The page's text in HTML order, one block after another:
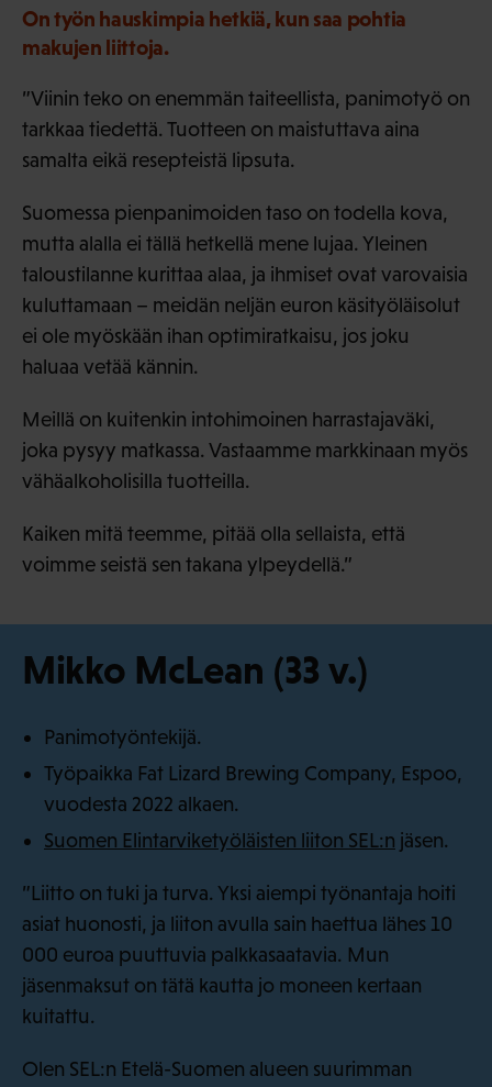
On työn hauskimpia hetkiä, kun saa pohtia
makujen liittoja.
”Viinin teko on enemmän taiteellista, panimotyö on
tarkkaa tiedettä. Tuotteen on maistuttava aina
samalta eikä resepteistä lipsuta.
Suomessa pienpanimoiden taso on todella kova,
mutta alalla ei tällä hetkellä mene lujaa. Yleinen
taloustilanne kurittaa alaa, ja ihmiset ovat varovaisia
kuluttamaan – meidän neljän euron käsityöläisolut
ei ole myöskään ihan optimiratkaisu, jos joku
haluaa vetää kännin.
Meillä on kuitenkin intohimoinen harrastajaväki,
joka pysyy matkassa. Vastaamme markkinaan myös
vähäalkoholisilla tuotteilla.
Kaiken mitä teemme, pitää olla sellaista, että
voimme seistä sen takana ylpeydellä.”
Mikko McLean (33 v.)
Panimotyöntekijä.
Työpaikka Fat Lizard Brewing Company, Espoo,
vuodesta 2022 alkaen.
Suomen Elintarviketyöläisten liiton SEL:n jäsen.
”Liitto on tuki ja turva. Yksi aiempi työnantaja hoiti
asiat huonosti, ja liiton avulla sain haettua lähes 10
000 euroa puuttuvia palkkasaatavia. Mun
jäsenmaksut on tätä kautta jo moneen kertaan
kuitattu.
Olen SEL:n Etelä-Suomen alueen suurimman